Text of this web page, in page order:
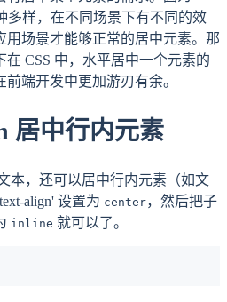
多样，在不同场景下有不同的效
用场景才能够正常的居中元素。那
CSS 中，水平居中一个元素的
端开发中更加游刃有余。
居中行内元素
本，还可以居中行内元素（如文
align' 设置为 center，然后把子
inline 就可以了。